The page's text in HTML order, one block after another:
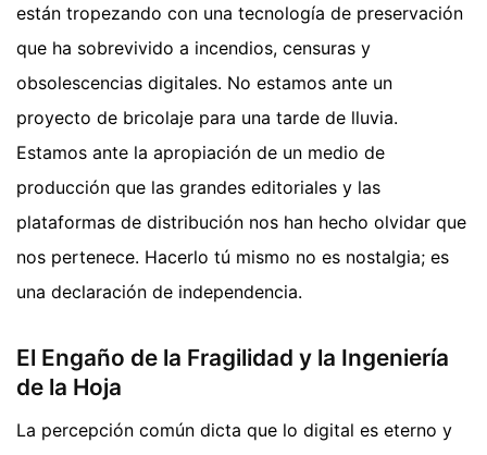
están tropezando con una tecnología de preservación
que ha sobrevivido a incendios, censuras y
obsolescencias digitales. No estamos ante un
proyecto de bricolaje para una tarde de lluvia.
Estamos ante la apropiación de un medio de
producción que las grandes editoriales y las
plataformas de distribución nos han hecho olvidar que
nos pertenece. Hacerlo tú mismo no es nostalgia; es
una declaración de independencia.
El Engaño de la Fragilidad y la Ingeniería
de la Hoja
La percepción común dicta que lo digital es eterno y